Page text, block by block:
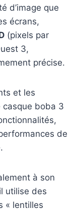
d’image que
écrans,
(pixels par
3,
précise.
à son
utilise des
« lentilles